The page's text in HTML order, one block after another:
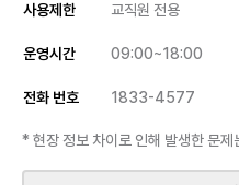
사용제한 교직원 전용
운영시간 09:00~18:00
전화 번호 1833-4577
* 현장 정보 차이로 인해 발생한 문